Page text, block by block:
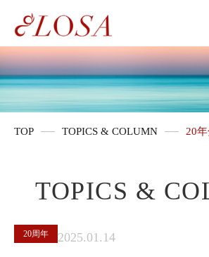
TOP TOPICS & COLUMN 20
TOPICS &
20周年 2025.01.14